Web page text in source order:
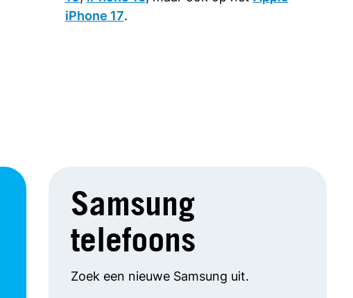
iPhone 17.
Samsung
telefoons
Zoek een nieuwe Samsung uit.